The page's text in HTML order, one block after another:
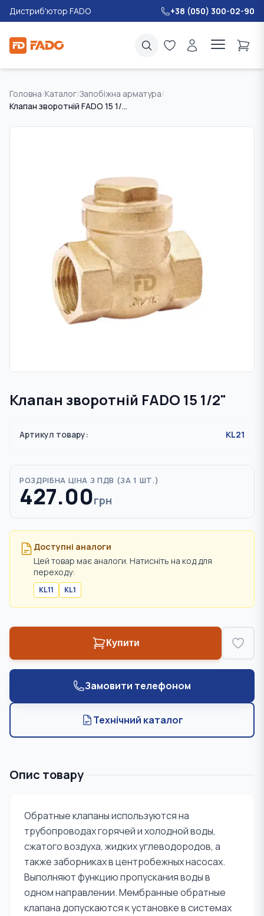
Дистриб'ютор FADO +38 (050) 300-02-90
Головна/Каталог/Запобіжна арматура/
Клапан зворотній FADO 15 1/2"
Клапан зворотній FADO 15 1/2"
Артикул товару: KL21
РОЗДРІБНА ЦІНА З ПДВ (ЗА 1 ШТ.)
427.00грн
Доступні аналоги
Цей товар має аналоги. Натисніть на код для
переходу:
KL11 KL1
Купити
Замовити телефоном
Технічний каталог
Опис товару
Обратные клапаны используются на
трубопроводах горячей и холодной воды,
сжатого воздуха, жидких углеводородов, а
также заборниках в центробежных насосах.
Выполняют функцию пропускания воды в
одном направлении. Мембранные обратные
клапана допускаются к установке в системах